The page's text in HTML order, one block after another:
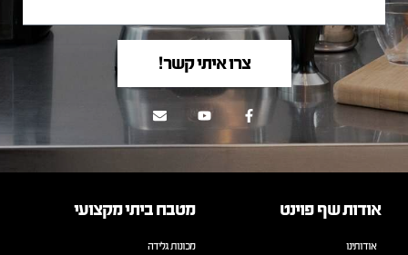
צרו איתי קשר!
אודות שף פוינט
אודותינו
מטבח ביתי מקצועי
מכונות גלידה